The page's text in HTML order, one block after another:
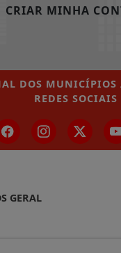
CRIAR MINHA
DOS MUNICÍPIOS
REDES SOCIAIS
GERAL